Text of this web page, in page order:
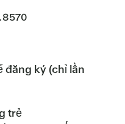
ký (chỉ lần
trẻ